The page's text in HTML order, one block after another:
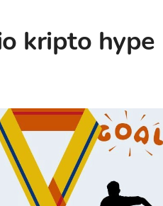
kripto hype